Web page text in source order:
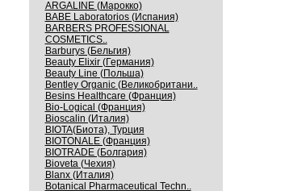
ARGALINE (Марокко)
BABE Laboratorios (Испания)
BARBERS PROFESSIONAL
COSMETICS..
Barburys (Бельгия)
Beauty Elixir (Германия)
Beauty Line (Польша)
Bentley Organic (Великобритани..
Besins Healthcare (Франция)
Bio-Logical (Франция)
Bioscalin (Италия)
BIOTA(Биота), Турция
BIOTONALE (Франция)
BIOTRADE (Болгария)
Bioveta (Чехия)
Blanx (Италия)
Botanical Pharmaceutical Techn..